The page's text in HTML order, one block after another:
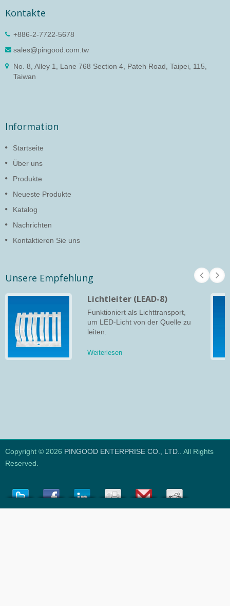
Kontakte
+886-2-7722-5678
sales@pingood.com.tw
No. 8, Alley 1, Lane 768 Section 4, Pateh Road, Taipei, 115,
Taiwan
Information
Startseite
Über uns
Produkte
Neueste Produkte
Katalog
Nachrichten
Kontaktieren Sie uns
Unsere Empfehlung
Lichtleiter (LEAD-8)
Funktioniert als Lichttransport,
um LED-Licht von der Quelle zu
leiten.
Weiterlesen
Copyright © 2026 PINGOOD ENTERPRISE CO., LTD.
. All Rights
Reserved.